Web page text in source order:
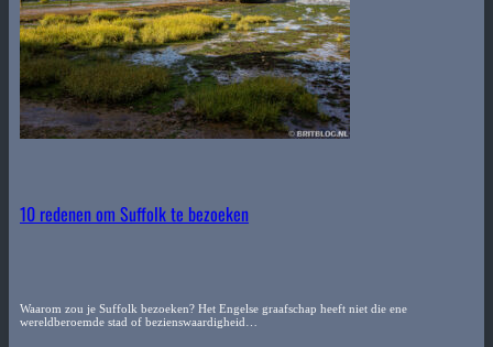
10 redenen om Suffolk te bezoeken
Waarom zou je Suffolk bezoeken? Het Engelse graafschap heeft niet die ene
wereldberoemde stad of bezienswaardigheid…